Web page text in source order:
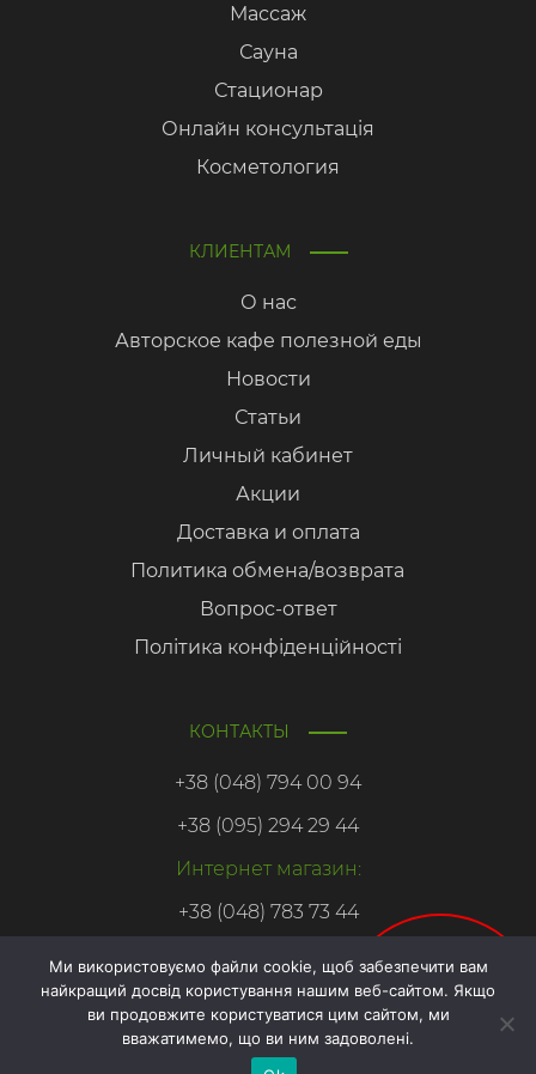
Массаж
Сауна
Стационар
Онлайн консультація
Косметология
КЛИЕНТАМ
О нас
Авторское кафе полезной еды
Новости
Статьи
Личный кабинет
Акции
Доставка и оплата
Политика обмена/возврата
Вопрос-ответ
Політика конфіденційності
КОНТАКТЫ
+38 (048) 794 00 94
+38 (095) 294 29 44
Интернет магазин:
+38 (048) 783 73 44
Copyright © 2026. Азбука здоровья.
Онлайн
запис
Ми використовуємо файли cookie, щоб забезпечити вам
найкращий досвід користування нашим веб-сайтом. Якщо
ви продовжите користуватися цим сайтом, ми
вважатимемо, що ви ним задоволені.